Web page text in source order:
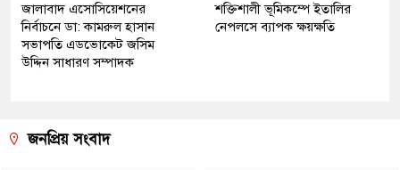
জালাবাদ এসোসিয়েশনের
নির্বাচনে ডা: কামরুল হাসান
সভাপতি এডভোকেট জসিম
উদ্দিন সাধারণ সম্পাদক
শক্তিশালী ভূমিকম্পে ইতালির
নেপলসে ব্যাপক ক্ষয়ক্ষতি
জনপ্রিয় সংবাদ